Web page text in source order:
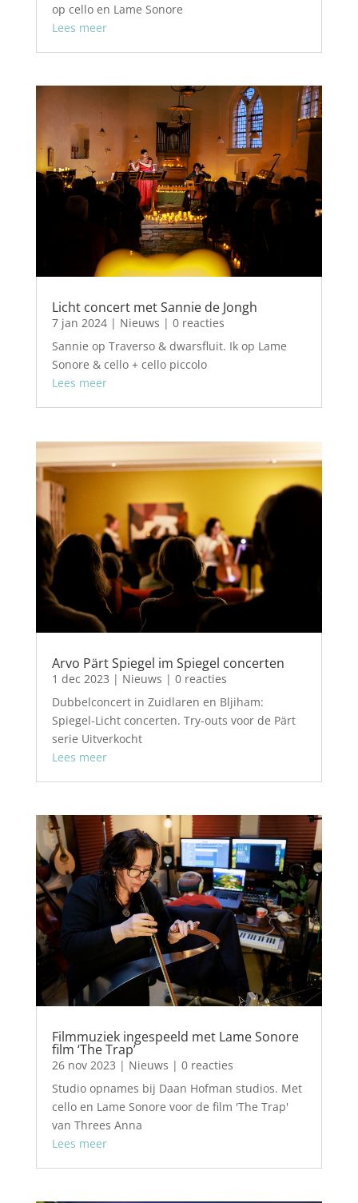
op cello en Lame Sonore
Lees meer
Licht concert met Sannie de Jongh
7 jan 2024| Nieuws | 0 reacties
Sannie op Traverso & dwarsfluit. Ik op Lame
Sonore & cello + cello piccolo
Lees meer
Arvo Pärt Spiegel im Spiegel concerten
1 dec 2023 | Nieuws | 0 reacties
Dubbelconcert in Zuidlaren en Bljiham:
Spiegel-Licht concerten. Try-outs voor de Pärt
serie Uitverkocht
Lees meer
Filmmuziek ingespeeld met Lame Sonore
film ‘The Trap’
26 nov 2023 | Nieuws | 0 reacties
Studio opnames bij Daan Hofman studios. Met
cello en Lame Sonore voor de film 'The Trap'
van Threes Anna
Lees meer